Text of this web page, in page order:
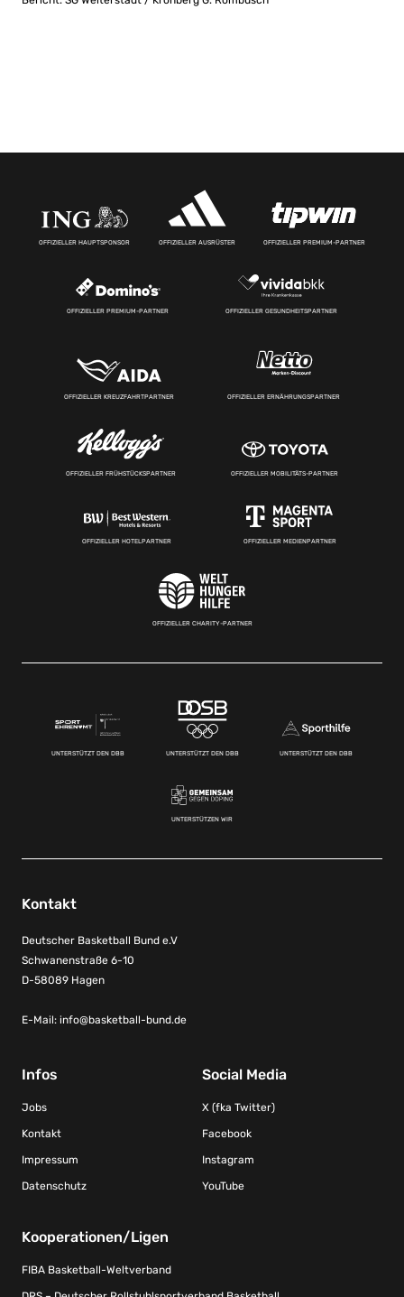
OFFIZIELLER HAUPTSPONSOR OFFIZIELLER AUSRÜSTER OFFIZIELLER PREMIUM-PARTNER
OFFIZIELLER PREMIUM-PARTNER OFFIZIELLER GESUNDHEITSPARTNER
OFFIZIELLER KREUZFAHRTPARTNER OFFIZIELLER ERNÄHRUNGSPARTNER
OFFIZIELLER FRÜHSTÜCKSPARTNER OFFIZIELLER MOBILITÄTS-PARTNER
OFFIZIELLER HOTELPARTNER OFFIZIELLER MEDIENPARTNER
OFFIZIELLER CHARITY-PARTNER
UNTERSTÜTZT DEN DBB UNTERSTÜTZT DEN DBB UNTERSTÜTZT DEN DBB
UNTERSTÜTZEN WIR
Kontakt
Deutscher Basketball Bund e.V
Schwanenstraße 6-10
D-58089 Hagen
E-Mail: info@basketball-bund.de
Infos
Jobs
Kontakt
Impressum
Datenschutz
Social Media
X (fka Twitter)
Facebook
Instagram
YouTube
Kooperationen/Ligen
FIBA Basketball-Weltverband